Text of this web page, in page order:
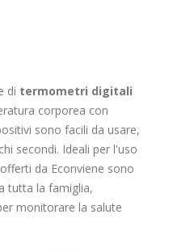
di termometri digitali
corporea con
sono facili da usare,
secondi. Ideali per l'uso
da Econviene sono
tutta la famiglia,
monitorare la salute